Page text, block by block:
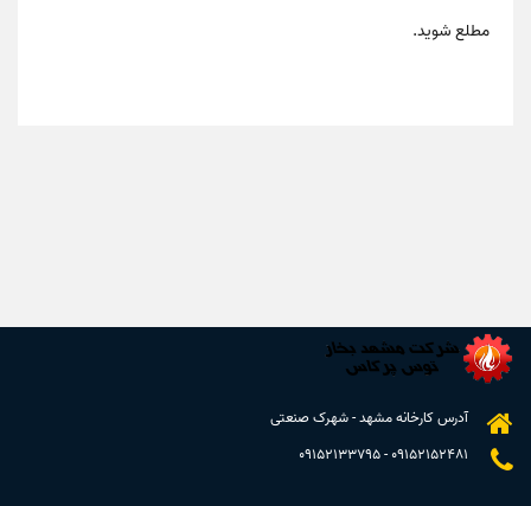
مطلع شوید.
آدرس کارخانه مشهد - شهرک صنعتی
09152152481
-
09152133795